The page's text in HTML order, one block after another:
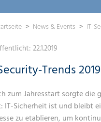
News & Events IT-
22.1.2019
Trends
zum Jahresstart sorgte die
IT-Sicherheit ist und bleibt
zu etablieren, um